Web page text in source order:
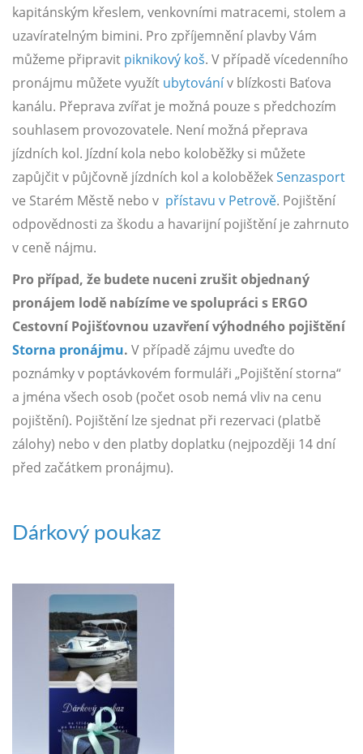
kapitánským křeslem, venkovními matracemi, stolem a
uzavíratelným bimini. Pro zpříjemnění plavby Vám
můžeme připravit piknikový koš. V případě vícedenního
pronájmu můžete využít ubytovánív blízkosti Baťova
kanálu. Přeprava zvířat je možná pouze s předchozím
souhlasem provozovatele. Není možná přeprava
jízdních kol. Jízdní kola nebo koloběžky si můžete
zapůjčit v půjčovně jízdních kol a koloběžekSenzasport
ve Starém Městě nebo v přístavu v Petrově. Pojištění
odpovědnosti za škodu a havarijní pojištění je zahrnuto
v ceně nájmu.
Pro případ, že budete nuceni zrušit objednaný
pronájem lodě nabízíme ve spolupráci s ERGO
Cestovní Pojišťovnou uzavření výhodného pojištění
Storna pronájmu. V případě zájmu uveďte do
poznámky v poptávkovém formuláři „Pojištění storna“
a jména všech osob (počet osob nemá vliv na cenu
pojištění). Pojištění lze sjednat při rezervaci (platbě
zálohy) nebo v den platby doplatku (nejpozději 14 dní
před začátkem pronájmu).
Dárkový poukaz